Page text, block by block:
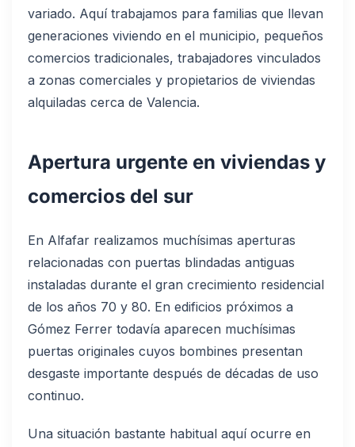
variado. Aquí trabajamos para familias que llevan
generaciones viviendo en el municipio, pequeños
comercios tradicionales, trabajadores vinculados
a zonas comerciales y propietarios de viviendas
alquiladas cerca de Valencia.
Apertura urgente en viviendas y
comercios del sur
En Alfafar realizamos muchísimas aperturas
relacionadas con puertas blindadas antiguas
instaladas durante el gran crecimiento residencial
de los años 70 y 80. En edificios próximos a
Gómez Ferrer todavía aparecen muchísimas
puertas originales cuyos bombines presentan
desgaste importante después de décadas de uso
continuo.
Una situación bastante habitual aquí ocurre en